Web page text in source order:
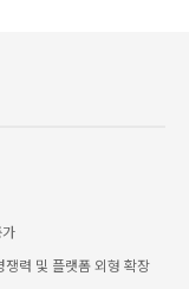
력 및 플랫폼 외형 확장